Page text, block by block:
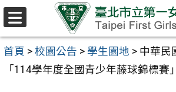
跳至主要內容區
首頁 > 校園公告 > 學生園地 > 中華民
「114學年度全國青少年藤球錦標賽」
選
單